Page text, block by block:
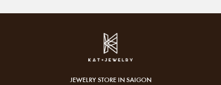
JEWELRY STORE IN SAIGON